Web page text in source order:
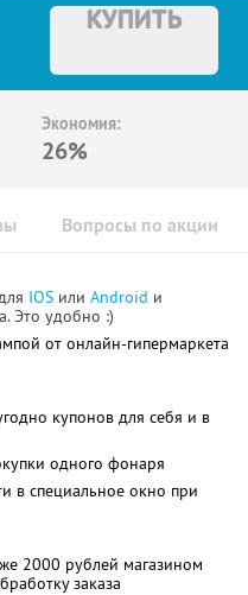
КУПИТЬ
Экономия:
26%
Вопросы по акции
IOS или Android и
Это удобно :)
от онлайн-гипермаркета
купонов для себя и в
одного фонаря
в специальное окно при
2000 рублей магазином
заказа